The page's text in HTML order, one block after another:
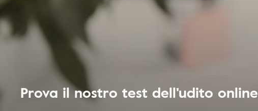
Prova il nostro test dell'udito online